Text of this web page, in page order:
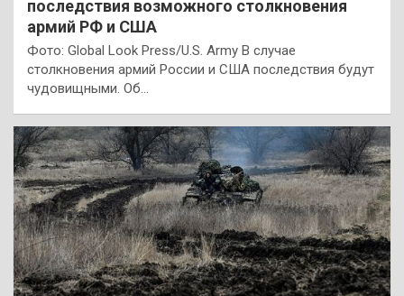
последствия возможного столкновения
армий РФ и США
Фото: Global Look Press/U.S. Army В случае
столкновения армий России и США последствия будут
чудовищными. Об…